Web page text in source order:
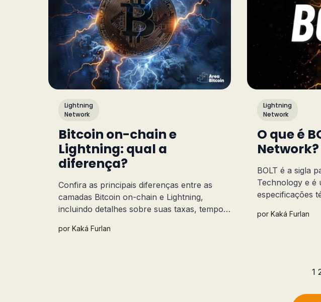
Lightning
Network
Bitcoin on-chain e
Lightning: qual a
diferença?
Confira as principais diferenças entre as
camadas Bitcoin on-chain e Lightning,
incluindo detalhes sobre suas taxas, tempo
por Kaká Furlan
Lightning
Network
O que é
Network?
BOLT é a sigla
Technology e é
especificações
funcionamento
por Kaká Furlan
1